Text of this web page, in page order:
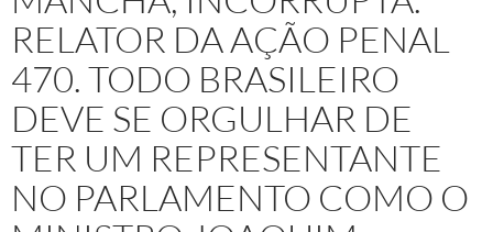
RELATOR DA AÇÃO PENAL
470. TODO BRASILEIRO
DEVE SE ORGULHAR DE
TER UM REPRESENTANTE
NO PARLAMENTO COMO O